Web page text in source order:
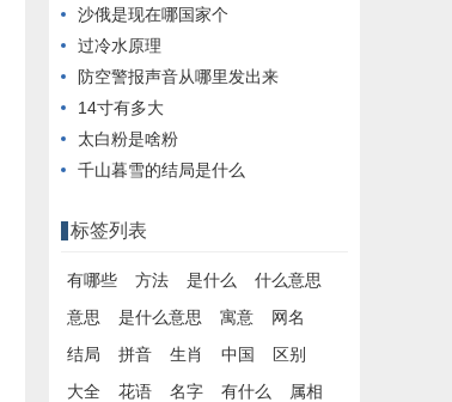
沙俄是现在哪国家个
过冷水原理
防空警报声音从哪里发出来
14寸有多大
太白粉是啥粉
千山暮雪的结局是什么
标签列表
有哪些 方法 是什么
什么意思
意思
是什么意思 寓意
网名
结局
拼音 生肖 中国
区别
大全
花语 名字 有什么
属相